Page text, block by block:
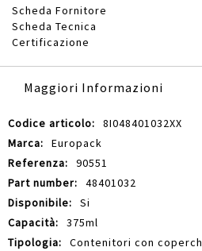
Scheda Fornitore
Scheda Tecnica
Certificazione
Maggiori Informazioni
Maggiori
Informazioni
8I048401032XX
Europack
90551
48401032
Si
375ml
Contenitori con